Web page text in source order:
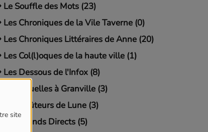
site
Le Souffle des Mots (23)
Les Chroniques de la Vile Taverne (0)
Les Chroniques Littéraires de Anne (20)
Les Col(l)oques de la haute ville (1)
Les Dessous de l'Infox (8)
Les Gouelles à Granville (3)
Les Goûteurs de Lune (3)
Les Grands Directs (5)